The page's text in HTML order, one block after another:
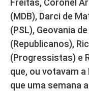
Freitas, Coronel
(MDB), Darci de
(PSL), Geovania
(Republicanos),
(Progressistas) e
que, ou votavam a
que uma semana